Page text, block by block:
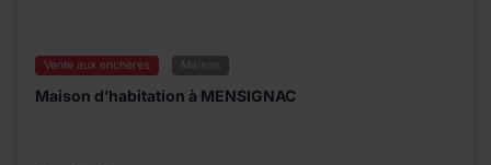
Vente aux enchères Maison
Maison d’habitation à MENSIGNAC